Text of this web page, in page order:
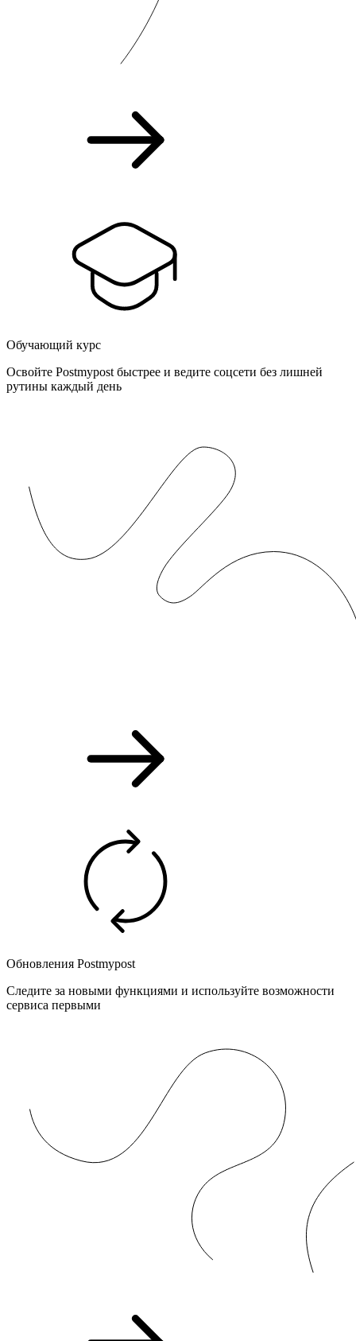
Обучающий курс
Освойте Postmypost быстрее и ведите соцсети без лишней
рутины каждый день
Обновления Postmypost
Следите за новыми функциями и используйте возможности
сервиса первыми